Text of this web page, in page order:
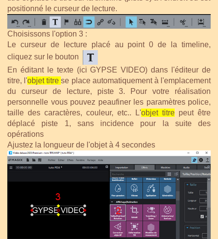
positionné le curseur de lecture.
Choisissons l'option 3 :
Le curseur de lecture placé au point 0 de la timeline,
cliquez sur le bouton
En éditant le texte (ici GYPSE VIDEO) dans l'éditeur de
titre, l'objet titrese place automatiquement à l'emplacement
du curseur de lecture, piste 3. Pour votre réalisation
personnelle vous pouvez peaufiner les paramètres police,
taille des caractères, couleur, etc.. L'objet titre peut être
déplacé piste 1, sans incidence pour la suite des
opérations
Ajustez la longueur de l'objet à 4 secondes